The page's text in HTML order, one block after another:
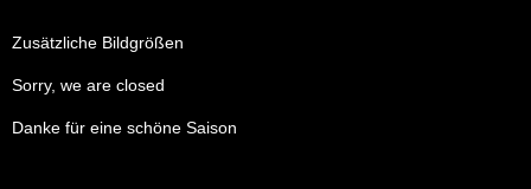
Zusätzliche Bildgrößen
Sorry, we are closed
Danke für eine schöne Saison